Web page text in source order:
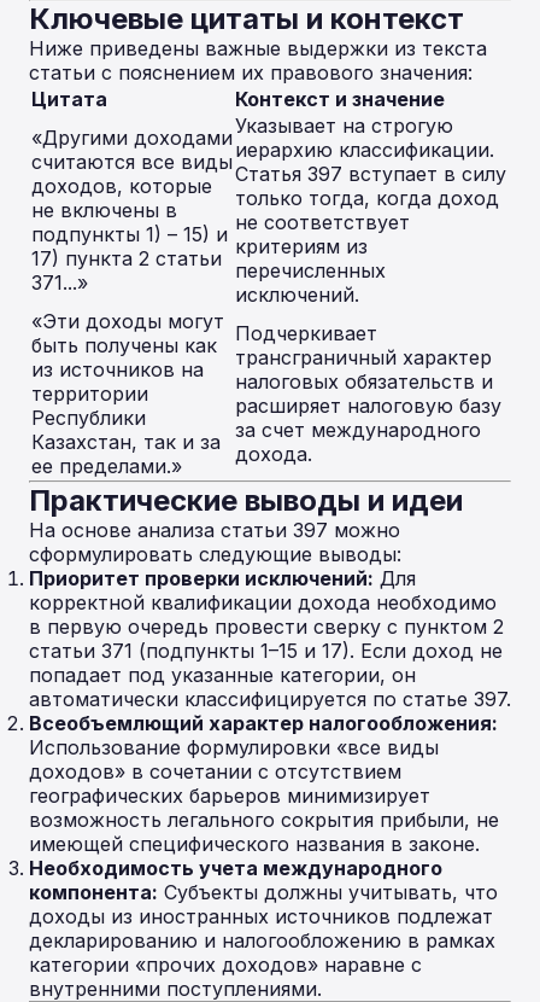
Ключевые цитаты и контекст
Ниже приведены важные выдержки из текста
статьи с пояснением их правового значения:
Цитата
Контекст и значение
«Другими доходами
считаются все виды
доходов, которые
не включены в
подпункты 1) – 15) и
17) пункта 2 статьи
371...»
Указывает на строгую
иерархию классификации.
Статья 397 вступает в силу
только тогда, когда доход
не соответствует
критериям из
перечисленных
исключений.
«Эти доходы могут
быть получены как
из источников на
территории
Республики
Казахстан, так и за
ее пределами.»
Подчеркивает
трансграничный характер
налоговых обязательств и
расширяет налоговую базу
за счет международного
дохода.
Практические выводы и идеи
На основе анализа статьи 397 можно
сформулировать следующие выводы:
Приоритет проверки исключений: Для
корректной квалификации дохода необходимо
в первую очередь провести сверку с пунктом 2
статьи 371 (подпункты 1–15 и 17). Если доход не
попадает под указанные категории, он
автоматически классифицируется по статье 397.
Всеобъемлющий характер налогообложения:
Использование формулировки «все виды
доходов» в сочетании с отсутствием
географических барьеров минимизирует
возможность легального сокрытия прибыли, не
имеющей специфического названия в законе.
Необходимость учета международного
компонента: Субъекты должны учитывать, что
доходы из иностранных источников подлежат
декларированию и налогообложению в рамках
категории «прочих доходов» наравне с
внутренними поступлениями.